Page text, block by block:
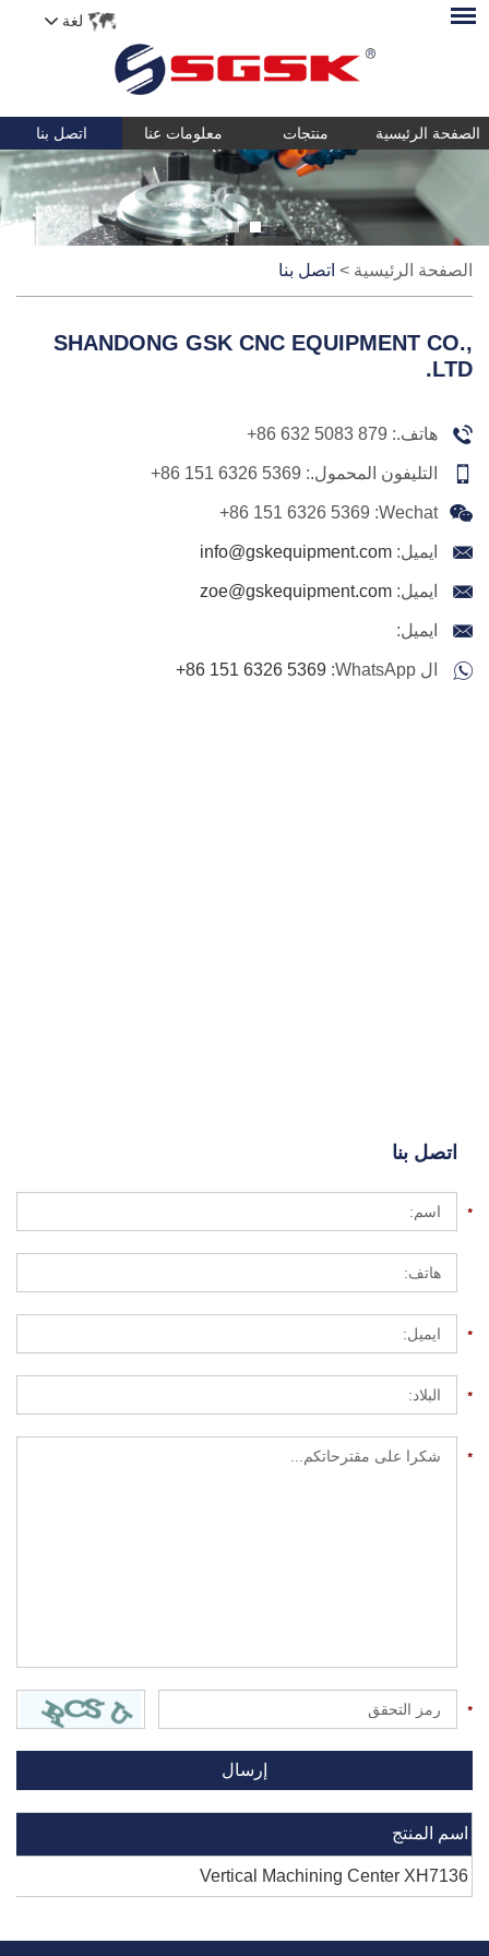
لغة
الصفحة الرئيسية منتجات معلومات عنا اتصل بنا
الصفحة الرئيسية > اتصل بنا
SHANDONG GSK CNC EQUIPMENT CO.,
LTD.
هاتف.: +86 632 5083 879
التليفون المحمول.: +86 151 6326 5369
Wechat:
+86 151 6326 5369
ايميل: info@gskequipment.com
ايميل: zoe@gskequipment.com
ايميل:
ال WhatsApp: +86 151 6326 5369
اتصل بنا
اسم المنتج
Vertical Machining Center XH7136